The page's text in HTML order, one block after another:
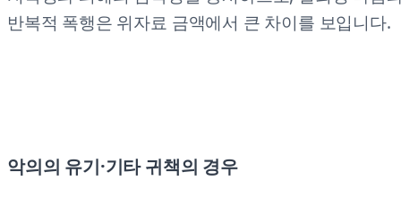
반복적 폭행은 위자료 금액에서 큰 차이를 보입니다.
악의의 유기·기타 귀책의 경우